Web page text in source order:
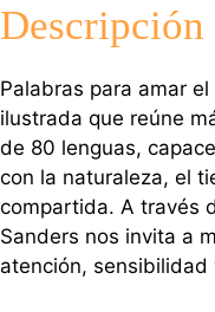
Descripción
Palabras para amar
ilustrada que reúne
de 80 lenguas,
con la naturaleza, el
compartida. A través
Sanders nos invita a
atención, sensibilidad